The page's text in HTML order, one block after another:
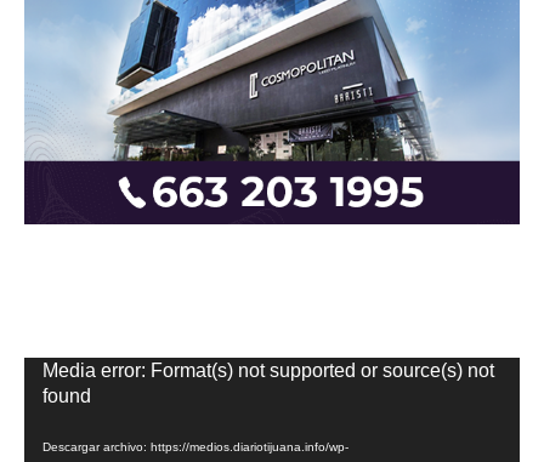
Reproductor
de
Media error: Format(s) not supported or source(s) not
found
Descargar archivo: https://medios.diariotijuana.info/wp-